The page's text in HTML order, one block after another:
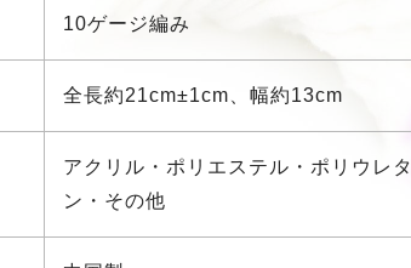
10ゲージ編み
全長約21cm±1cm、幅約13cm
アクリル・ポリエステル・ポリウレタ
ン・その他